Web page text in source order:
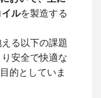
ルを製造する
る以下の課題
安全で快適な
的としていま